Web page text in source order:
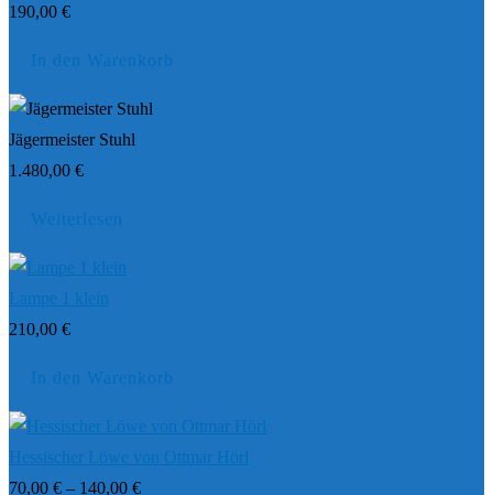
190,00 €
In den Warenkorb
Jägermeister Stuhl
1.480,00 €
Weiterlesen
Lampe 1 klein
210,00 €
In den Warenkorb
Hessischer Löwe von Ottmar Hörl
70,00 € – 140,00 €